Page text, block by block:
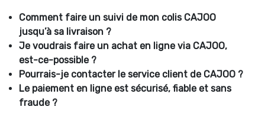
Comment faire un suivi de mon colis CAJOO
jusqu’à sa livraison ?
Je voudrais faire un achat en ligne via CAJOO,
est-ce-possible ?
Pourrais-je contacter le service client de CAJOO ?
Le paiement en ligne est sécurisé, fiable et sans
fraude ?